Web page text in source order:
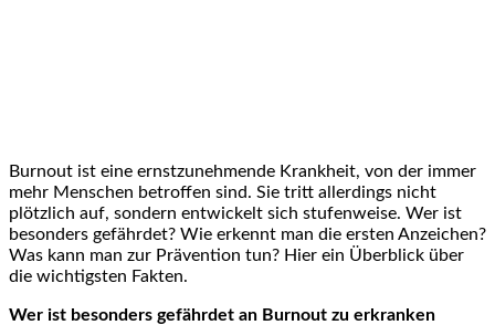
Burnout ist eine ernstzunehmende Krankheit, von der immer
mehr Menschen betroffen sind. Sie tritt allerdings nicht
plötzlich auf, sondern entwickelt sich stufenweise. Wer ist
besonders gefährdet? Wie erkennt man die ersten Anzeichen?
Was kann man zur Prävention tun? Hier ein Überblick über
die wichtigsten Fakten.
Wer ist besonders gefährdet an Burnout zu erkranken